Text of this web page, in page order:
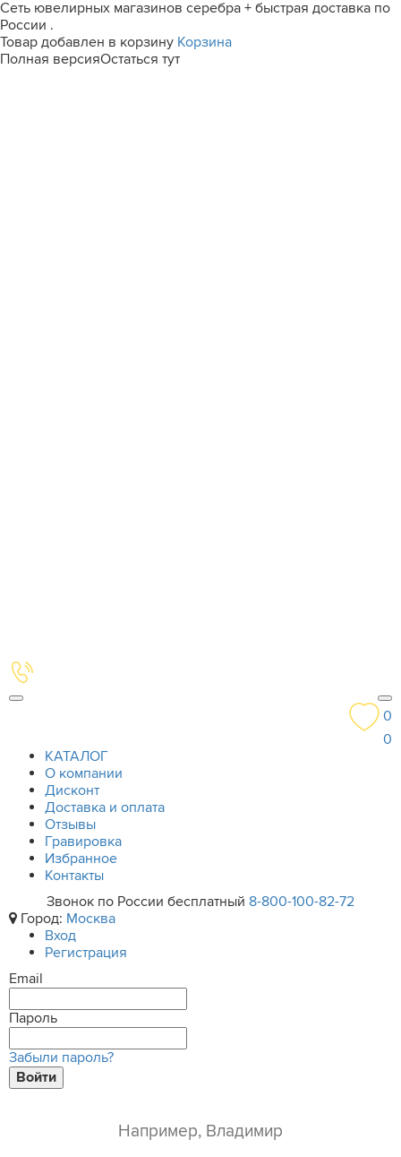
Сеть ювелирных магазинов серебра + быстрая доставка по
России .
Товар добавлен в корзину Корзина
Полная версияОстаться тут
0
0
КАТАЛОГ
О компании
Дисконт
Доставка и оплата
Отзывы
Гравировка
Избранное
Контакты
Звонок по России бесплатный 8-800-100-82-72
Город: Москва
Вход
Регистрация
Email
Пароль
Забыли пароль?
Войти